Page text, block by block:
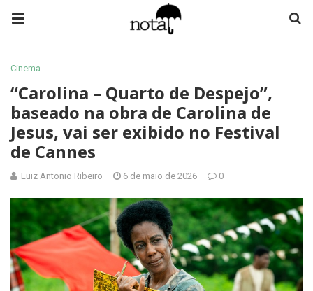
Cinema
“Carolina – Quarto de Despejo”,
baseado na obra de Carolina de
Jesus, vai ser exibido no Festival
de Cannes
Luiz Antonio Ribeiro 6 de maio de 2026 0